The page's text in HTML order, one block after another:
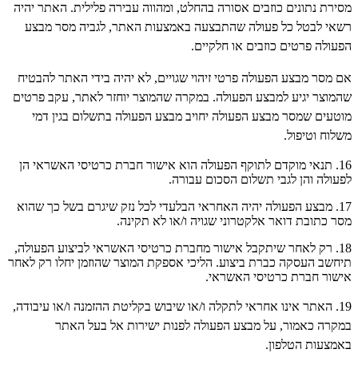
מסירת נתונים כוזבים אסורה בהחלט, ומהווה עבירה פלילית. האתר יהיה
רשאי לבטל כל פעולה שהתבצעה באמצעות האתר, לגביה מסר מבצע
הפעולה פרטים כוזבים או חלקיים.
אם מסר מבצע הפעולה פרטי זיהוי שגויים, לא יהיה בידי האתר להבטיח
שהמוצר יגיע למבצע הפעולה. במקרה שהמוצר יוחזר לאתר, עקב פרטים
מוטעים שמסר מבצע הפעולה יחויב מבצע הפעולה בתשלום בגין דמי
משלוח וטיפול.
16. תנאי מוקדם לתוקף הפעולה הוא אישור חברת כרטיסי האשראי הן
לפעולה והן לגבי תשלום הסכום עבורה.
17. מבצע הפעולה יהיה האחראי הבלעדי לכל נזק שיגרם בשל כך שהוא
מסר כתובת דואר אלקטרוני שגויה ו/או לא תקינה.
18. רק לאחר שיתקבל אישור מחברת כרטיסי האשראי לביצוע הפעולה,
תיחשב העסקה כברת ביצוע. הליכי אספקת המוצר שהוזמן יחלו רק לאחר
אישור חברת כרטיסי האשראי.
19. האתר אינו אחראי לתקלה ו/או שיבוש בקליטת ההזמנה ו/או עיבודה,
במקרה כאמור, על מבצע הפעולה לפנות ישירות אל בעל האתר
באמצעות הטלפון.